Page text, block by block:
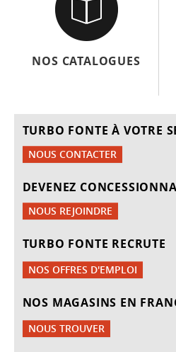
NOS CATALOGUES
TURBO FONTE À VOTRE
NOUS CONTACTER
DEVENEZ
NOUS REJOINDRE
TURBO FONTE RECRUTE
NOS OFFRES D'EMPLOI
NOS MAGASINS EN
NOUS TROUVER